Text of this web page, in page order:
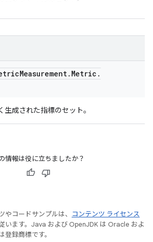
Measurement. Metric .
成された指標のセット。
情報は役に立ちましたか？
やコードサンプルは、
コンテンツ ライセンス
います。Java および OpenJDK は Oracle およ
登録商標です。